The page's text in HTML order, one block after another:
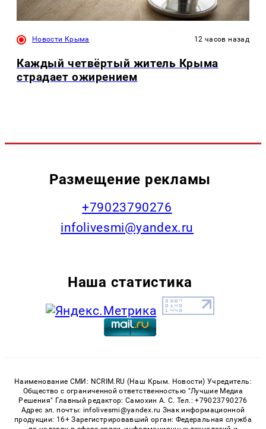
Новости Крыма 12 часов назад
Каждый четвёртый житель Крыма
страдает ожирением
Размещение рекламы
+79023790276
infolivesmi@yandex.ru
Наша статистика
Наименование СМИ: NCRIM.RU (Наш Крым. Новости) Учредитель:
Общество с ограниченной ответственностью "Лучшие Медиа
Решения" Главный редактор: Самохин А. С. Тел.: +79023790276
Адрес эл. почты: infolivesmi@yandex.ru Знак информационной
продукции: 16+ Зарегистрировавший орган: Федеральная служба